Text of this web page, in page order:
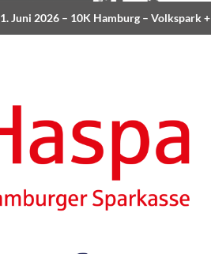
–10K Hamburg– Volkspark + + +23.